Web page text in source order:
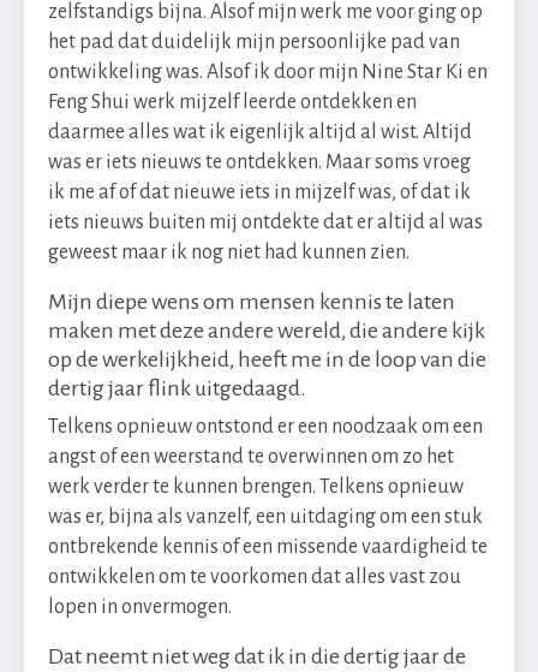
zelfstandigs bijna. Alsof mijn werk me voor ging op
het pad dat duidelijk mijn persoonlijke pad van
ontwikkeling was. Alsof ik door mijn Nine Star Ki en
Feng Shui werk mijzelf leerde ontdekken en
daarmee alles wat ik eigenlijk altijd al wist. Altijd
was er iets nieuws te ontdekken. Maar soms vroeg
ik me af of dat nieuwe iets in mijzelf was, of dat ik
iets nieuws buiten mij ontdekte dat er altijd al was
geweest maar ik nog niet had kunnen zien.
Mijn diepe wens om mensen kennis te laten
maken met deze andere wereld, die andere kijk
op de werkelijkheid, heeft me in de loop van die
dertig jaar flink uitgedaagd.
Telkens opnieuw ontstond er een noodzaak om een
angst of een weerstand te overwinnen om zo het
werk verder te kunnen brengen. Telkens opnieuw
was er, bijna als vanzelf, een uitdaging om een stuk
ontbrekende kennis of een missende vaardigheid te
ontwikkelen om te voorkomen dat alles vast zou
lopen in onvermogen.
Dat neemt niet weg dat ik in die dertig jaar de